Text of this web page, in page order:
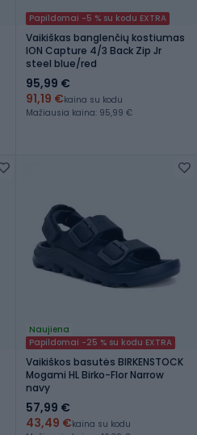
Papildomai -5 % su kodu EXTRA
Vaikiškas banglenčių kostiumas
ION Capture 4/3 Back Zip Jr
steel blue/red
95,99 €
91,19 €kaina su kodu
Mažiausia kaina: 95,99 €
Naujiena
Papildomai -25 % su kodu EXTRA
Vaikiškos basutės BIRKENSTOCK
Mogami HL Birko-Flor Narrow
navy
57,99 €
43,49 €kaina su kodu